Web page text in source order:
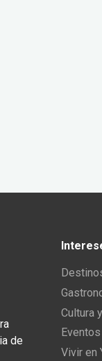
de
Cultura
Vivir en